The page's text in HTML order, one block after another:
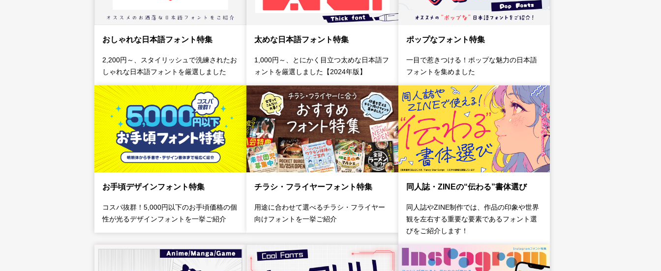
おしゃれな日本語フォント特集
2,200円～、スタイリッシュで洗練されたお
しゃれな日本語フォントを厳選しました
太めな日本語フォント特集
1,000円～、とにかく目立つ太めな日本語フ
ォントを厳選しました【2024年版】
ポップなフォント特集
一目で惹きつける！ポップな魅力の日本語
フォントを集めました
お手頃デザインフォント特集
コスパ抜群！5,000円以下のお手頃価格の個
性が光るデザインフォントを一挙ご紹介
チラシ・フライヤーフォント特集
用途に合わせて選べるチラシ・フライヤー
向けフォントを一挙ご紹介
同人誌・ZINEの“伝わる”書体選び
同人誌やZINE制作では、作品の印象や世界
観を左右する重要な要素であるフォント選
びをご紹介します！